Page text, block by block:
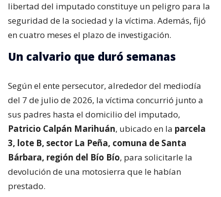
libertad del imputado constituye un peligro para la
seguridad de la sociedad y la víctima. Además, fijó
en cuatro meses el plazo de investigación.
Un calvario que duró semanas
Según el ente persecutor, alrededor del mediodía
del 7 de julio de 2026, la víctima concurrió junto a
sus padres hasta el domicilio del imputado,
Patricio Calpán Marihuán, ubicado en la parcela
3, lote B, sector La Peña, comuna de Santa
Bárbara, región del Bío Bío, para solicitarle la
devolución de una motosierra que le habían
prestado.